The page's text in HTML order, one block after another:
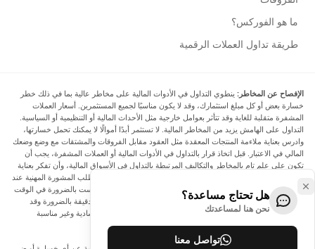
ما هو الفوركس؟
طريقة تداول العملات الرقمية
الإفصاح عن المخاطر: ينطوي التداول في الأدوات المالية على مخاطر عالية بما في ذلك خطر
خسارة بعض أو كل مبلغ استثمارك، وقد لا يكون مناسبًا لجميع المستثمرين. أسعار العملات
المشفرة متقلبة للغاية وقد تتأثر بعوامل خارجية مثل الأحداث المالية أو التنظيمية أو السياسية.
التداول على الهامش يزيد من المخاطر المالية. لا تستثمر أبدًا أموالًا لا يمكنك تحمل خسارتها،
وادرس بعناية ملاءمة المنتجات المعقدة مثل العقود مقابل الفروقات والمشتقات مع وضع وضعك
المالي في الاعتبار. قبل اتخاذ قرار بالتداول في الأدوات المالية أو العملات المشفرة، يجب أن
تكون على علم تام بالمخاطر والتكاليف المرتبطة بالتداول في الأسواق المالية، وأن تفكر بعناية
في أهدافك الاستثمارية ومستوى خبرتك ورغبتك في المخاطرة، وأن تطلب المشورة المهنية عند
الحاجة. تود Arincen أن تذكرك بأن البيانات الواردة في هذا الموقع ليست بالضرورة في الوقت
الفعلي وليست دقيقة. البيانات والأسعار الموجودة على الموقع ليست دقيقة بالضرورة وقد
تختلف عن السعر الفعلي في أي سوق معينة، مما يعني أن الأسعار إرشادية وغير مناسبة
لأغراض التداول.
هل تحتاج مساعدة؟
نحن هنا لمساعدتك
تواصل معنا